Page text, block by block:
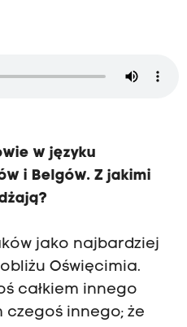
w języku
i Belgów. Z jakimi
jako najbardziej
Oświęcimia.
całkiem innego
czegoś innego; że